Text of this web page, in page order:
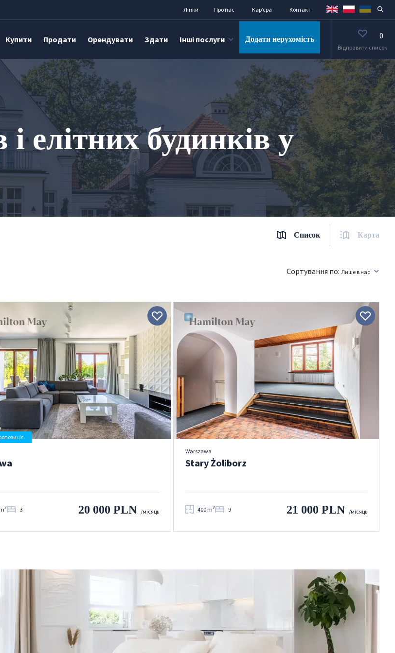
Лінки Про нас Кар’єра Контакт
Купити Продати Орендувати Здати Інші послуги Додати нерухомість 0
Відправити список
елітних будинків у
Список Карта
Сортування по: Лише в нас
2 3 20 000 PLN /місяць
Warszawa
Stary Żoliborz
400 m2 9 21 000 PLN /місяць